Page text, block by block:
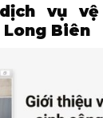
vụ
Biên